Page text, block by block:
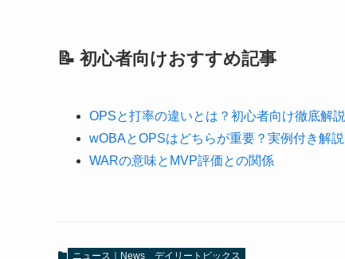
📝 初心者向けおすすめ記事
OPSと打率の違いとは？初心者向け徹底解説
wOBAとOPSはどちらが重要？実例付き解説
WARの意味とMVP評価との関係
ニュース｜News デイリートピックス